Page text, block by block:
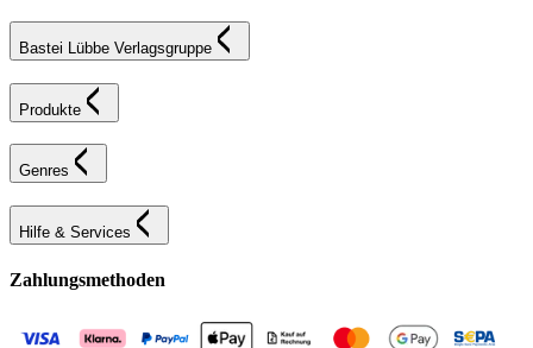
Bastei Lübbe Verlagsgruppe
Produkte
Genres
Hilfe & Services
Zahlungsmethoden